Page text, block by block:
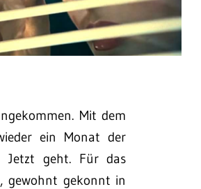
Mit dem
ein Monat der
Jetzt geht. Für das
gewohnt gekonnt in